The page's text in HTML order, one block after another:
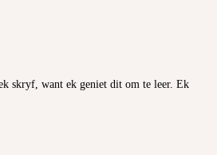
skryf, want ek geniet dit om te leer. Ek